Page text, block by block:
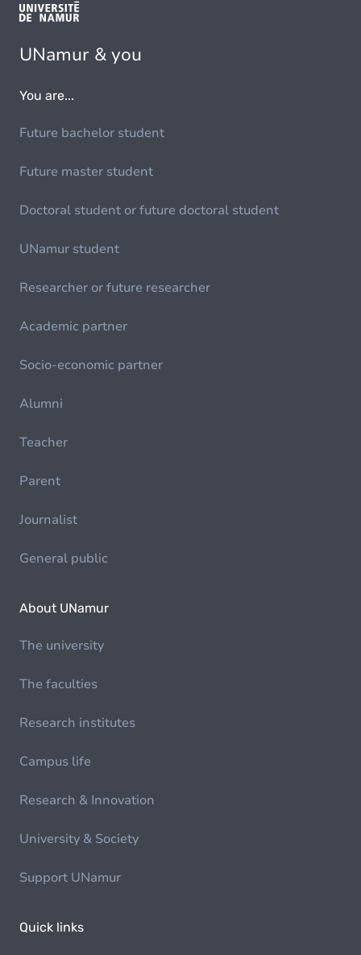
UNamur & you
You are...
Future bachelor student
Future master student
Doctoral student or future doctoral student
UNamur student
Researcher or future researcher
Academic partner
Socio-economic partner
Alumni
Teacher
Parent
Journalist
General public
About UNamur
The university
The faculties
Research institutes
Campus life
Research & Innovation
University & Society
Support UNamur
Quick links